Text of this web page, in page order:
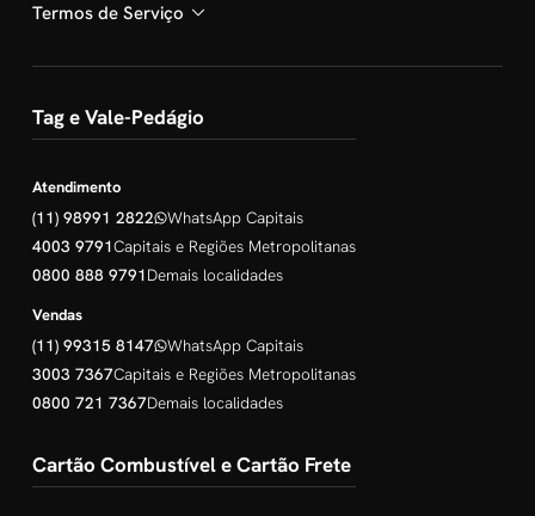
Termos de Serviço
Tag e Vale-Pedágio
Atendimento
(11) 98991 2822
WhatsApp Capitais
4003 9791Capitais e Regiões Metropolitanas
0800 888 9791Demais localidades
Vendas
(11) 99315 8147
WhatsApp Capitais
3003 7367Capitais e Regiões Metropolitanas
0800 721 7367Demais localidades
Cartão Combustível e Cartão Frete